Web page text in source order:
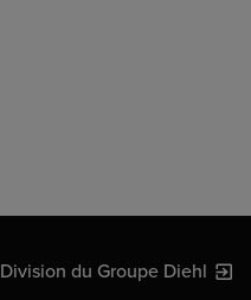
Division du Groupe Diehl